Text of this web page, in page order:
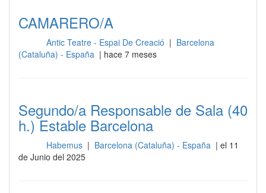
CAMARERO/A
Antic Teatre - Espai De Creació | Barcelona
(Cataluña) - España | hace 7 meses
Segundo/a Responsable de Sala (40
h.) Estable Barcelona
Habemus | Barcelona (Cataluña) - España | el 11
de Junio del 2025